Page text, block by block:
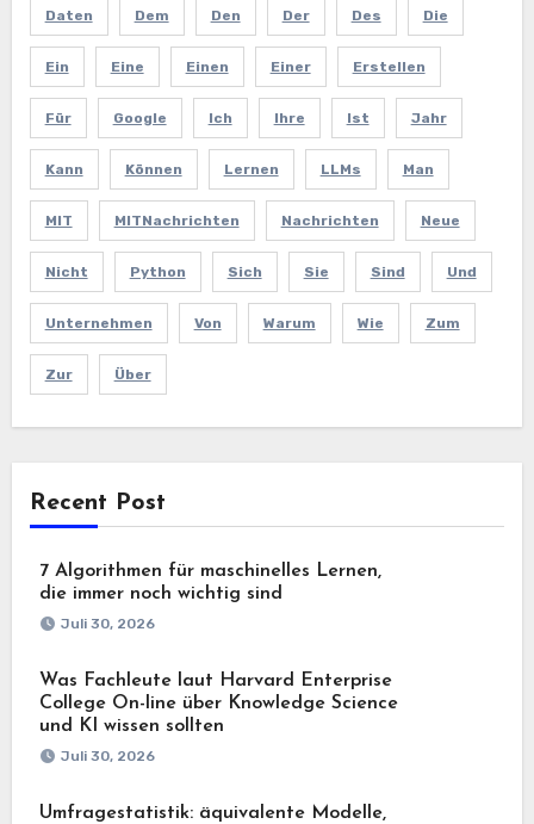
Daten Dem Den Der Des Die
Ein Eine Einen Einer Erstellen
Für Google Ich Ihre Ist Jahr
Kann Können Lernen LLMs Man
MIT MITNachrichten Nachrichten Neue
Nicht Python Sich Sie Sind Und
Unternehmen Von Warum Wie Zum
Zur Über
Recent Post
7 Algorithmen für maschinelles Lernen,
die immer noch wichtig sind
Juli 30, 2026
Was Fachleute laut Harvard Enterprise
College On-line über Knowledge Science
und KI wissen sollten
Juli 30, 2026
Umfragestatistik: äquivalente Modelle,